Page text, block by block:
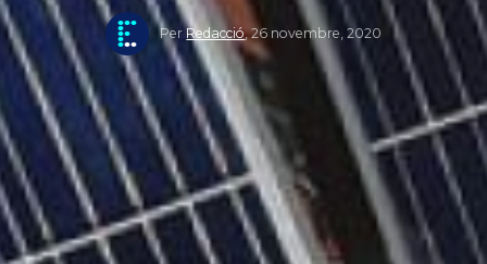
PerRedacció,26 novembre, 2020